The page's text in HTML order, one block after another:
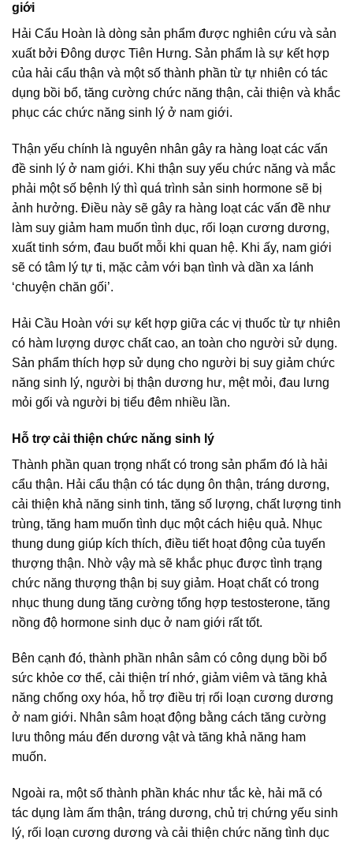
giới
Hải Cẩu Hoàn là dòng sản phẩm được nghiên cứu và sản
xuất bởi Đông dược Tiên Hưng. Sản phẩm là sự kết hợp
của hải cẩu thận và một số thành phần từ tự nhiên có tác
dụng bồi bổ, tăng cường chức năng thận, cải thiện và khắc
phục các chức năng sinh lý ở nam giới.
Thận yếu chính là nguyên nhân gây ra hàng loạt các vấn
đề sinh lý ở nam giới. Khi thận suy yếu chức năng và mắc
phải một số bệnh lý thì quá trình sản sinh hormone sẽ bị
ảnh hưởng. Điều này sẽ gây ra hàng loạt các vấn đề như
làm suy giảm ham muốn tình dục, rối loạn cương dương,
xuất tinh sớm, đau buốt mỗi khi quan hệ. Khi ấy, nam giới
sẽ có tâm lý tự ti, mặc cảm với bạn tình và dần xa lánh
‘chuyện chăn gối’.
Hải Cầu Hoàn với sự kết hợp giữa các vị thuốc từ tự nhiên
có hàm lượng dược chất cao, an toàn cho người sử dụng.
Sản phẩm thích hợp sử dụng cho người bị suy giảm chức
năng sinh lý, người bị thận dương hư, mệt mỏi, đau lưng
mỏi gối và người bị tiểu đêm nhiều lần.
Hỗ trợ cải thiện chức năng sinh lý
Thành phần quan trọng nhất có trong sản phẩm đó là hải
cẩu thận. Hải cẩu thận có tác dụng ôn thận, tráng dương,
cải thiện khả năng sinh tinh, tăng số lượng, chất lượng tinh
trùng, tăng ham muốn tình dục một cách hiệu quả. Nhục
thung dung giúp kích thích, điều tiết hoạt động của tuyến
thượng thận. Nhờ vậy mà sẽ khắc phục được tình trạng
chức năng thượng thận bị suy giảm. Hoạt chất có trong
nhục thung dung tăng cường tổng hợp testosterone, tăng
nồng độ hormone sinh dục ở nam giới rất tốt.
Bên cạnh đó, thành phần nhân sâm có công dụng bồi bổ
sức khỏe cơ thể, cải thiện trí nhớ, giảm viêm và tăng khả
năng chống oxy hóa, hỗ trợ điều trị rối loạn cương dương
ở nam giới. Nhân sâm hoạt động bằng cách tăng cường
lưu thông máu đến dương vật và tăng khả năng ham
muốn.
Ngoài ra, một số thành phần khác như tắc kè, hải mã có
tác dụng làm ấm thận, tráng dương, chủ trị chứng yếu sinh
lý, rối loạn cương dương và cải thiện chức năng tình dục